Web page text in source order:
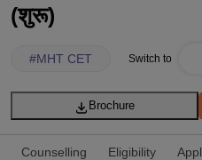
(शुरू)
#MHT CET Switch to
Brochure
Counselling Eligibility